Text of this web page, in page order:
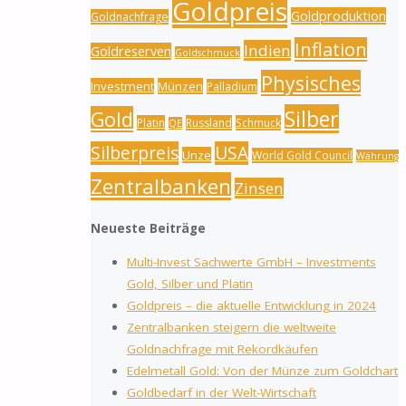
Goldnachfrage Goldpreis Goldproduktion
Goldreserven Goldschmuck Indien Inflation
Investment Münzen Palladium Physisches
Gold Platin QE Russland Schmuck Silber
Silberpreis Unze USA World Gold Council Währung
Zentralbanken Zinsen
Neueste Beiträge
Multi-Invest Sachwerte GmbH – Investments
Gold, Silber und Platin
Goldpreis – die aktuelle Entwicklung in 2024
Zentralbanken steigern die weltweite
Goldnachfrage mit Rekordkäufen
Edelmetall Gold: Von der Münze zum Goldchart
Goldbedarf in der Welt-Wirtschaft